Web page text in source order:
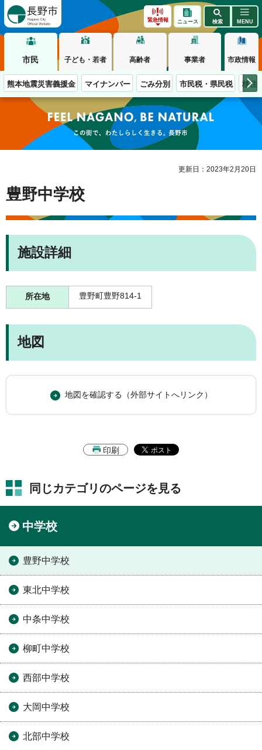
緊急情報 ニュース 検索 MENU
市民 子ども・若者 高齢者 事業者 市政情報
熊本地震災害義援金 マイナンバー ごみ分別 市民税・県民税 移住
この街で、わたしらしく生きる。長野市
更新日：2023年2月20日
豊野中学校
施設詳細
所在地 豊野町豊野814-1
地図
地図を確認する（外部サイトへリンク）
印刷
同じカテゴリのページを見る
中学校
豊野中学校
東北中学校
中条中学校
柳町中学校
西部中学校
大岡中学校
北部中学校